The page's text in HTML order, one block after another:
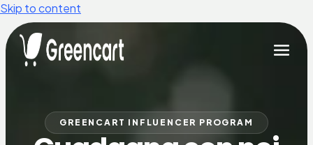
Skip to content
GREENCART INFLUENCER PROGRAM